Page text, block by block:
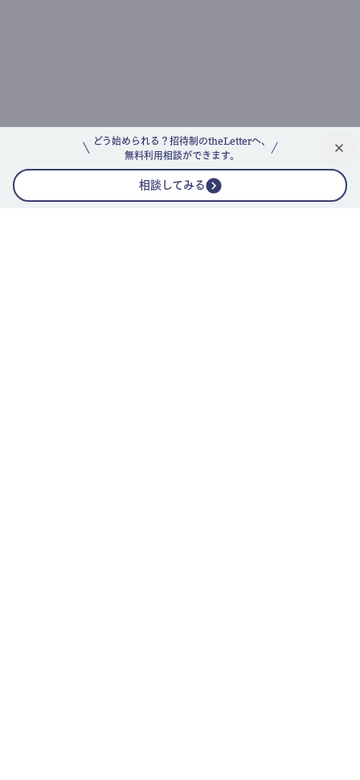
どう始められる？招待制のtheLetterへ、
無料利用相談ができます。
相談してみる